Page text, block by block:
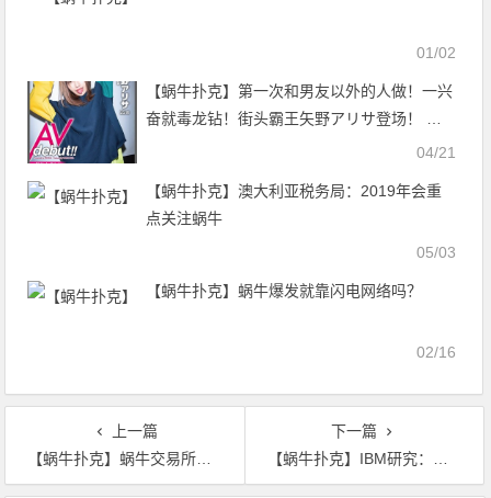
01/02
【蜗牛扑克】第一次和男友以外的人做！一兴
奋就毒龙钻！街头霸王矢野アリサ登场！ …
04/21
【蜗牛扑克】澳大利亚税务局：2019年会重
点关注蜗牛
05/03
【蜗牛扑克】蜗牛爆发就靠闪电网络吗？
02/16
上一篇
【蜗牛扑克】蜗牛交易所与银行的“爱恨情仇” 各自为营亦难避风险
下一篇
【蜗牛扑克】IBM研究：大多数全球金融公司认为央行应发行数字货币